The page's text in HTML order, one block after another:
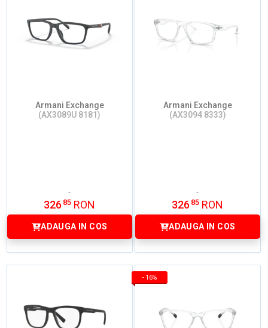
Armani Exchange
(AX3089U 8181)
326 85 RON
ADAUGA IN COS
Armani Exchange
(AX3094 8333)
326 85 RON
ADAUGA IN COS
- 16%